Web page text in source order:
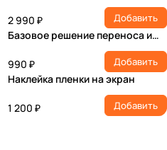
учетную запись, установим ПО
2 990 ₽
Добавить
Базовое решение переноса и
990 ₽
Добавить
Наклейка пленки на экран
1 200 ₽ Добавить